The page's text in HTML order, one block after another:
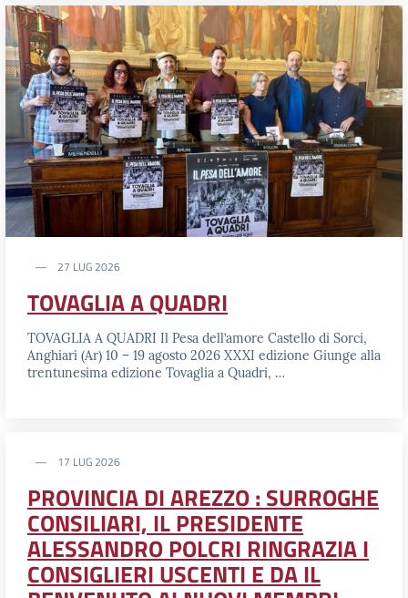
27 LUG 2026
TOVAGLIA A QUADRI
TOVAGLIA A QUADRI Il Pesa dell’amore Castello di Sorci,
Anghiari (Ar) 10 – 19 agosto 2026 XXXI edizione Giunge alla
trentunesima edizione Tovaglia a Quadri, …
17 LUG 2026
PROVINCIA DI AREZZO : SURROGHE
CONSILIARI, IL PRESIDENTE
ALESSANDRO POLCRI RINGRAZIA I
CONSIGLIERI USCENTI E DA IL